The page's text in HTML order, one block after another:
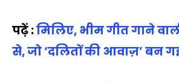
पढ़ें :मिलिए, भीम गीत गाने
से, जो ‘दलितों की आवाज़’ बन